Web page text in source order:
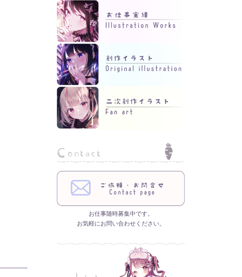
お仕事随時募集中です。
お気軽にお問い合わせください。